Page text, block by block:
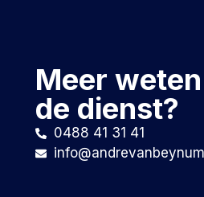
Meer
de dienst?
0488 41 31 41